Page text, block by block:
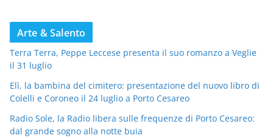
Arte & Salento
Terra Terra, Peppe Leccese presenta il suo romanzo a Veglie
il 31 luglio
Elì, la bambina del cimitero: presentazione del nuovo libro di
Colelli e Coroneo il 24 luglio a Porto Cesareo
Radio Sole, la Radio libera sulle frequenze di Porto Cesareo:
dal grande sogno alla notte buia